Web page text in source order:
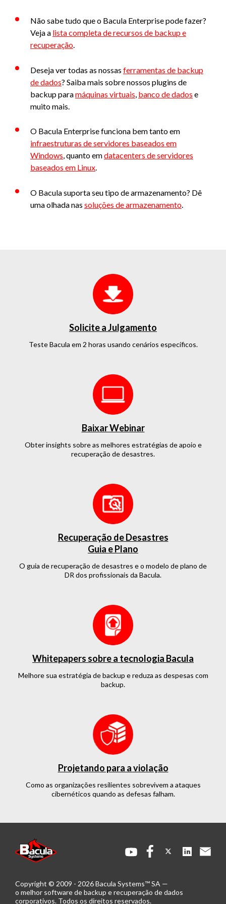
Não sabe tudo que o Bacula Enterprise pode fazer?
Veja a lista completa de recursos de backup e
recuperação.
Deseja ver todas as nossas ferramentas de backup
de dados? Saiba mais sobre nossos plugins de
backup paramáquinas virtuais banco de dados e
muito mais.
O Bacula Enterprise funciona bem tanto em
infraestruturas de servidores baseados em
Windows, quanto emdatacenters de servidores
baseados em Linux.
O Bacula suporta seu tipo de armazenamento? Dê
uma olhada nas soluções de armazenamento
Solicite a Julgamento
Teste Bacula em 2 horas usando cenários específicos.
Baixar Webinar
Obter insights sobre as melhores estratégias de apoio e
recuperação de desastres.
Recuperação de Desastres
Guia e Plano
O guia de recuperação de desastres e o modelo de plano de
DR dos profissionais da Bacula.
Whitepapers sobre a tecnologia Bacula
Melhore sua estratégia de backup e reduza as despesas com
backup.
Projetando para a violação
Como as organizações resilientes sobrevivem a ataques
cibernéticos quando as defesas falham.
Copyright © 2009 - 2026 Bacula Systems™ SA —
o melhor software de backup e recuperação de dados
corporativos. Todos os direitos reservados.